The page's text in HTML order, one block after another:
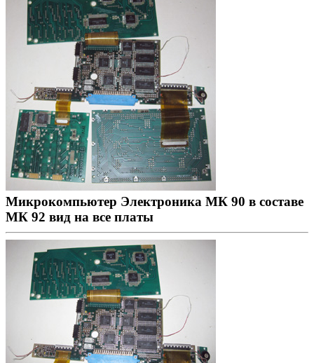
Микрокомпьютер Электроника МК 90 в составе
МК 92 вид на все платы